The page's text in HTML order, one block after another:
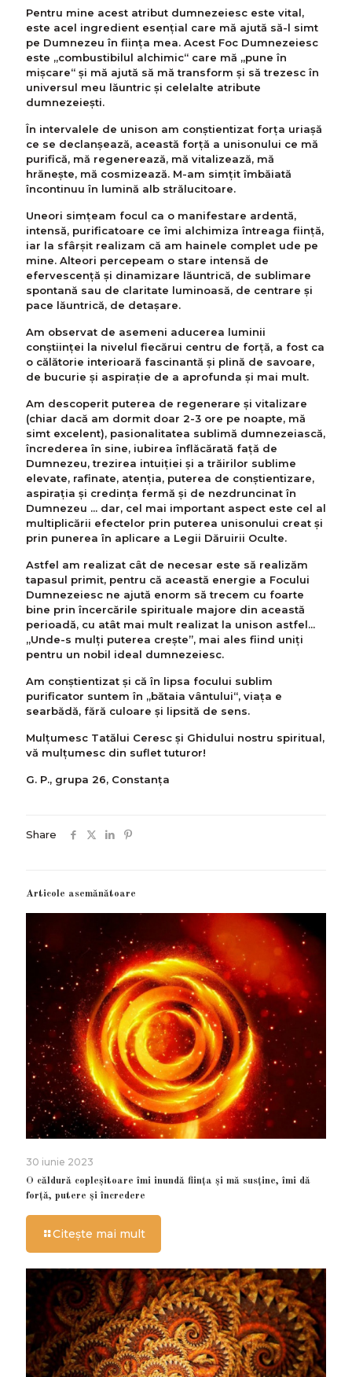
Pentru mine acest atribut dumnezeiesc este vital,
este acel ingredient esențial care mă ajută să-l simt
pe Dumnezeu în fiinţa mea. Acest Foc Dumnezeiesc
este „combustibilul alchimic“ care mă „pune în
mișcare“ şi mă ajută să mă transform şi să trezesc în
universul meu lăuntric şi celelalte atribute
dumnezeieşti.
În intervalele de unison am conştientizat forţa uriașă
ce se declanșează, această forţă a unisonului ce mă
purifică, mă regenerează, mă vitalizează, mă
hrănește, mă cosmizează. M-am simțit îmbăiată
încontinuu în lumină alb strălucitoare.
Uneori simțeam focul ca o manifestare ardentă,
intensă, purificatoare ce îmi alchimiza întreaga ființă,
iar la sfârșit realizam că am hainele complet ude pe
mine. Alteori percepeam o stare intensă de
efervescenţă și dinamizare lăuntrică, de sublimare
spontană sau de claritate luminoasă, de centrare și
pace lăuntrică, de detașare.
Am observat de asemeni aducerea luminii
conştiinţei la nivelul fiecărui centru de forţă, a fost ca
o călătorie interioară fascinantă și plină de savoare,
de bucurie și aspiraţie de a aprofunda și mai mult.
Am descoperit puterea de regenerare și vitalizare
(chiar dacă am dormit doar 2-3 ore pe noapte, mă
simt excelent), pasionalitatea sublimă dumnezeiască,
încrederea în sine, iubirea înflăcărată față de
Dumnezeu, trezirea intuiției și a trăirilor sublime
elevate, rafinate, atenția, puterea de conştientizare,
aspiraţia și credința fermă şi de nezdruncinat în
Dumnezeu ... dar, cel mai important aspect este cel al
multiplicării efectelor prin puterea unisonului creat și
prin punerea în aplicare a Legii Dăruirii Oculte.
Astfel am realizat cât de necesar este să realizăm
tapasul primit, pentru că această energie a Focului
Dumnezeiesc ne ajută enorm să trecem cu foarte
bine prin încercările spirituale majore din această
perioadă, cu atât mai mult realizat la unison astfel...
„Unde-s mulți puterea creşte”, mai ales fiind uniți
pentru un nobil ideal dumnezeiesc.
Am conştientizat şi că în lipsa focului sublim
purificator suntem în „bătaia vântului“, viaţa e
searbădă, fără culoare și lipsită de sens.
Mulţumesc Tatălui Ceresc și Ghidului nostru spiritual,
vă mulțumesc din suflet tuturor!
G. P., grupa 26, Constanța
Share
Articole asemănătoare
30 iunie 2023
O căldură copleșitoare îmi inundă ființa și mă susține, îmi dă
forță, putere și încredere
Citește mai mult